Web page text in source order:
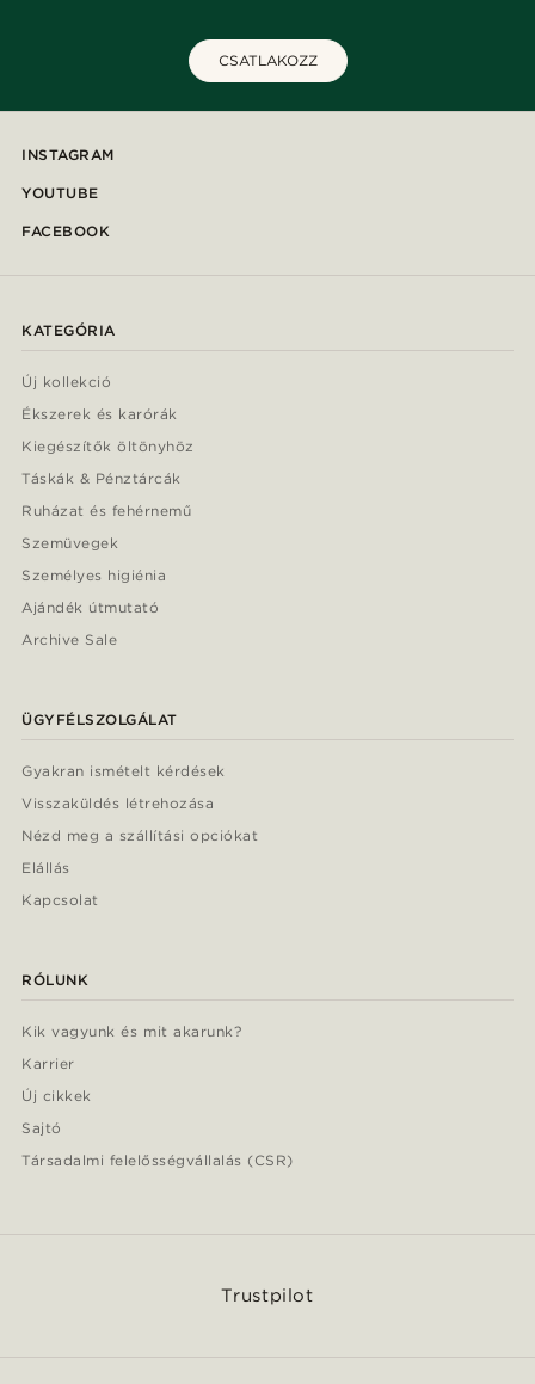
CSATLAKOZZ
INSTAGRAM
YOUTUBE
FACEBOOK
KATEGÓRIA
Új kollekció
Ékszerek és karórák
Kiegészítők öltönyhöz
Táskák & Pénztárcák
Ruházat és fehérnemű
Szemüvegek
Személyes higiénia
Ajándék útmutató
Archive Sale
ÜGYFÉLSZOLGÁLAT
Gyakran ismételt kérdések
Visszaküldés létrehozása
Nézd meg a szállítási opciókat
Elállás
Kapcsolat
RÓLUNK
Kik vagyunk és mit akarunk?
Karrier
Új cikkek
Sajtó
Társadalmi felelősségvállalás (CSR)
Trustpilot